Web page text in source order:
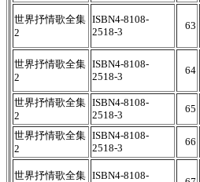
世界抒情歌全集
2
ISBN4-8108-
2518-3
63
世界抒情歌全集
2
ISBN4-8108-
2518-3
64
世界抒情歌全集
2
ISBN4-8108-
2518-3
65
世界抒情歌全集
2
ISBN4-8108-
2518-3
66
世界抒情歌全集 ISBN4-8108-